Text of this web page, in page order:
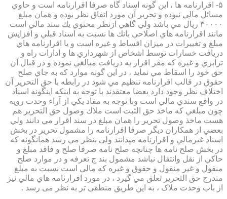
۵- اقرارنامه ها ، اين گونه اسناد گاه صرفا اقرارنامه است و حاوي
مسائل مالي نبوده و تحرير آن مورد اتفاق نظر بوده و همان مبلغ
۳۰۰۰۰ ريال مي باشد ولي گاهي ازنظر محتوي يك سند مالي است
مانند اقرارنامه هاي اصلاحي بانك ها نسبت به اسناد قبلي و افزايش
مبلغ و تغييرات در ميزان اقساط و غيره است و يا اقرارنامه هاي
دريافت خسارات توسط اشخاص از شهرداري ها و ادارات راه و
ترابري و غيره كه مقر اقرار به دريافت مبالغي نموده و در قبال آن
حق خود را اسقاط مي نمايد ، در اين گونه موارد كه به جاي صلح
حقوق در قالب اقرارنامه تنظيم مي شود در رابطه با حق التحرير آن
اختلاف نظر وجود دارد بعضا معتقدند با توجه به اينكه اينگونه اسناد
در واقع سندي مالي است وبا توجه به مفاد يكي از آراء وحدت رويه
چون مبلغي كه ماخذ حق الثبت است ملاك وصول حق التحرير هم
هست ماخذ وصول تحرير را همان مبلغ در سند اقرار مي دانند ولي
بعضي از همكاران ديگر صرفا اقرارنامه را مشمول تحرير در بخش
اسناد غيرمالي و اقرارنامه ميدانند ولي بنظر مي رسد همانگونه كه
در بخش صلح نامه ها چنانچه صلح نامه صرفا صلح و فاقد مبلغ و
حاكي از نقل وانتقال نباشد مشمول بند ج تعرفه و در موارد صلح
منقول و غير منقول و حقوق و غيره كه مالي است نسبت به مبلغ
مندرج حق التحرير تعلق مي گيرد ، در مورد اقرارنامه هاي مالي نيز
از باب وحدت ملاک ، به این طریق منطقی تر به نظر می رسد .